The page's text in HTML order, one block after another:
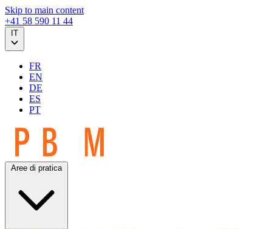
Skip to main content
+41 58 590 11 44
FR
EN
DE
ES
PT
Aree di pratica